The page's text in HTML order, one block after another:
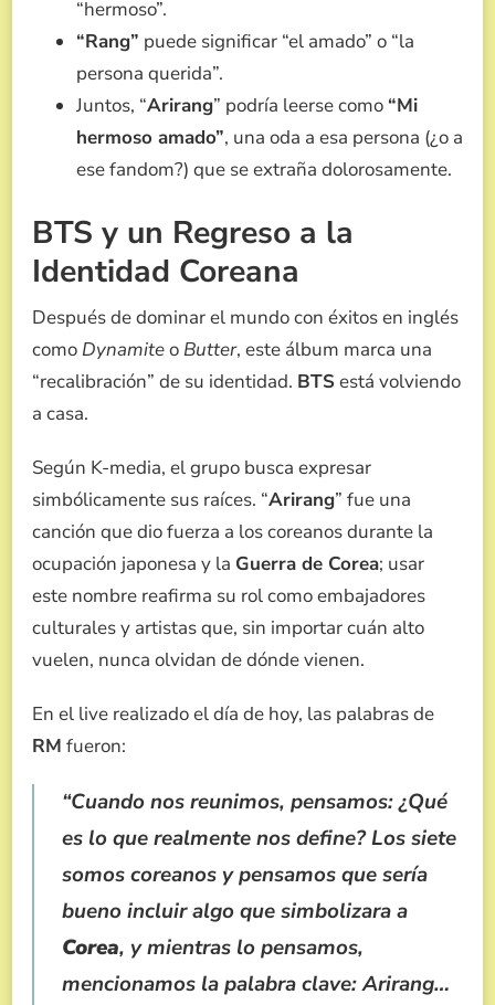
“hermoso”.
“Rang” puede significar “el amado” o “la
persona querida”.
Juntos, “Arirang” podría leerse como “Mi
hermoso amado”, una oda a esa persona (¿o a
ese fandom?) que se extraña dolorosamente.
BTS y un Regreso a la
Identidad Coreana
Después de dominar el mundo con éxitos en inglés
como Dynamiteo Butter, este álbum marca una
“recalibración” de su identidad. BTSestá volviendo
a casa.
Según K-media, el grupo busca expresar
simbólicamente sus raíces. “Arirang” fue una
canción que dio fuerza a los coreanos durante la
ocupación japonesa y la Guerra de Corea; usar
este nombre reafirma su rol como embajadores
culturales y artistas que, sin importar cuán alto
vuelen, nunca olvidan de dónde vienen.
En el live realizado el día de hoy, las palabras de
RM fueron:
“Cuando nos reunimos, pensamos: ¿Qué
es lo que realmente nos define? Los siete
somos coreanos y pensamos que sería
bueno incluir algo que simbolizara a
Corea, y mientras lo pensamos,
mencionamos la palabra clave: Arirang…